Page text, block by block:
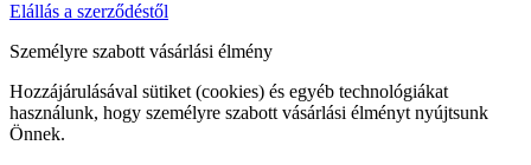
Elállás a szerződéstől
Személyre szabott vásárlási élmény
Hozzájárulásával sütiket (cookies) és egyéb technológiákat
használunk, hogy személyre szabott vásárlási élményt nyújtsunk
Önnek.